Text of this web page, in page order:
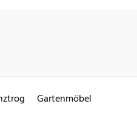
Gartenmöbel